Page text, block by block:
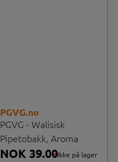
PGVG.no
PGVG - Walisisk
Pipetobakk, Aroma
NOK 39.00Ikke på lager